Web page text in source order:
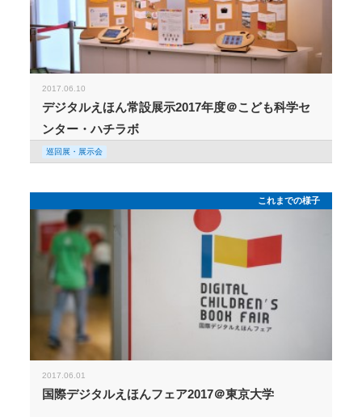
2017.06.10
デジタルえほん常設展示2017年度＠こども科学セ
ンター・ハチラボ
巡回展・展示会
これまでの様子
2017.06.01
国際デジタルえほんフェア2017＠東京大学